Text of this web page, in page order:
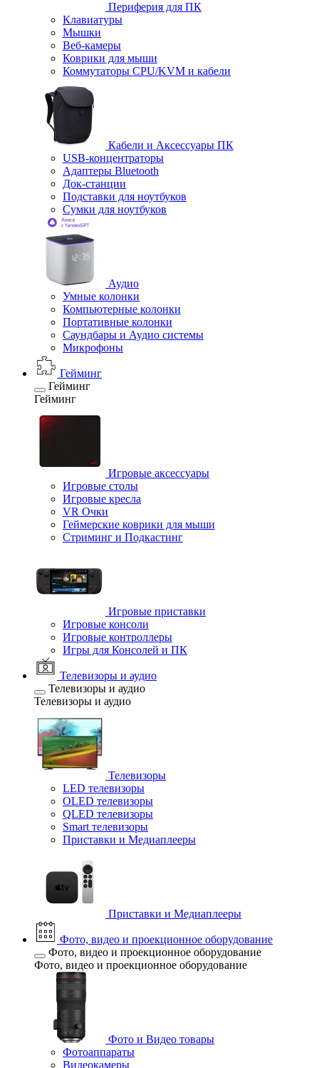
Периферия для ПК
Клавиатуры
Мышки
Веб-камеры
Коврики для мыши
Коммутаторы CPU/KVM и кабели
Кабели и Аксессуары ПК
USB-концентраторы
Адаптеры Bluetooth
Док-станции
Подставки для ноутбуков
Сумки для ноутбуков
Аудио
Умные колонки
Компьютерные колонки
Портативные колонки
Саундбары и Аудио системы
Микрофоны
Гейминг
Гейминг
Гейминг
Игровые аксессуары
Игровые столы
Игровые кресла
VR Очки
Геймерские коврики для мыши
Стриминг и Подкастинг
Игровые приставки
Игровые консоли
Игровые контроллеры
Игры для Консолей и ПК
Телевизоры и аудио
Телевизоры и аудио
Телевизоры и аудио
Телевизоры
LED телевизоры
OLED телевизоры
QLED телевизоры
Smart телевизоры
Приставки и Медиаплееры
Приставки и Медиаплееры
Фото, видео и проекционное оборудование
Фото, видео и проекционное оборудование
Фото, видео и проекционное оборудование
Фото и Видео товары
Фотоаппараты
Видеокамеры